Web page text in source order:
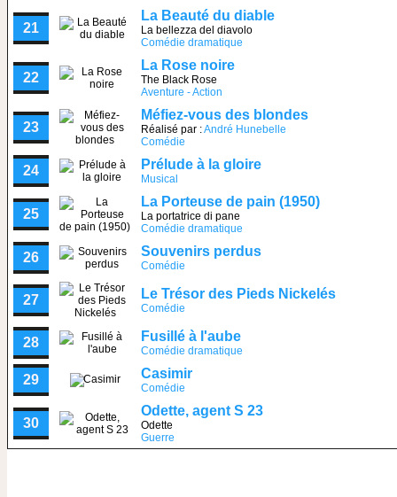
21
La Beauté du diable
La bellezza del diavolo
Comédie dramatique
22
La Rose noire
The Black Rose
Aventure - Action
23
Méfiez-vous des blondes
Réalisé par :André Hunebelle
Comédie
24 Prélude à la gloire
Musical
25
La Porteuse de pain (1950)
La portatrice di pane
Comédie dramatique
26 Souvenirs perdus
Comédie
27 Le Trésor des Pieds Nickelés
Comédie
28 Fusillé à l'aube
Comédie dramatique
29 Casimir
Comédie
30
Odette, agent S 23
Odette
Guerre